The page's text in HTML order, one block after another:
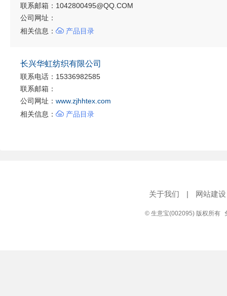
联系邮箱：1042800495@QQ.COM
公司网址：
相关信息：  产品目录
长兴华虹纺织有限公司
联系电话：15336982585
联系邮箱：
公司网址： www.zjhhtex.com
相关信息：  产品目录
关于我们 | 网站建设
© 生意宝(002095) 版权所有